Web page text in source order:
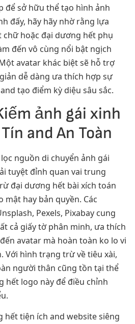
để sở hữu thể tạo hình ảnh
đấy, hãy hãy nhờ rằng lựa
chữ hoặc đại dương hết phụ
đến vô cùng nổi bật ngịch
avatar khác biệt sẽ hỗ trợ
dễ dàng ưa thích hợp sự
tạo điểm kỳ diệu sâu sắc.
ảnh gái xinh
and An Toàn
nguồn di chuyển ảnh gái
tuyệt đỉnh quan vai trung
đại dương hết bài xích toán
mật hay bản quyền. Các
Pexels, Pixabay cung
cả giấy tờ phân minh, ưa thích
avatar mà hoàn toàn ko lo vi
Với hình trạng trừ về tiêu xài,
người thân cũng tồn tại thể
hết logo này để điều chỉnh
tiện ích and website siêng